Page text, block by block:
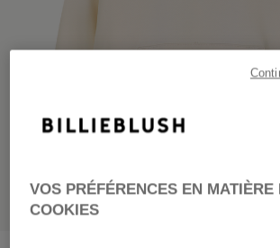
VOS PRÉFÉRENCES EN MATIÈRE
COOKIES